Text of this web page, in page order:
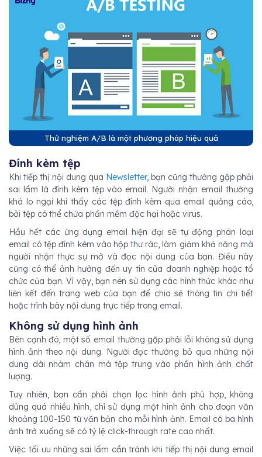
Thử nghiệm A/B là một phương pháp hiệu quả
Đính kèm tệp
Khi tiếp thị nội dung qua Newsletter, bạn cũng thường gặp phải
sai lầm là đính kèm tệp vào email. Người nhận email thường
khá lo ngại khi thấy các tệp đính kèm qua email quảng cáo,
bởi tệp có thể chứa phần mềm độc hại hoặc virus.
Hầu hết các ứng dụng email hiện đại sẽ tự động phân loại
email có tệp đính kèm vào hộp thư rác, làm giảm khả năng mà
người nhận thực sự mở và đọc nội dung của bạn. Điều này
cũng có thể ảnh hưởng đến uy tín của doanh nghiệp hoặc tổ
chức của bạn. Vì vậy, bạn nên sử dụng các hình thức khác như
liên kết đến trang web của bạn để chia sẻ thông tin chi tiết
hoặc trình bày nội dung trực tiếp trong email.
Không sử dụng hình ảnh
Bên cạnh đó, một số email thường gặp phải lỗi không sử dụng
hình ảnh theo nội dung. Người đọc thường bỏ qua những nội
dung dài nhàm chán mà tập trung vào phần hình ảnh chất
lượng.
Tuy nhiên, bạn cần phải chọn lọc hình ảnh phù hợp, không
dùng quá nhiều hình, chỉ sử dụng một hình ảnh cho đoạn văn
khoảng 100-150 từ văn bản cho mỗi hình ảnh. Email có ba hình
ảnh trở xuống sẽ có tỷ lệ click-through rate cao nhất.
Việc tối ưu những sai lầm cần tránh khi tiếp thị nội dung email